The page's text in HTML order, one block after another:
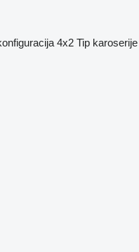
4x2 Tip karoserije